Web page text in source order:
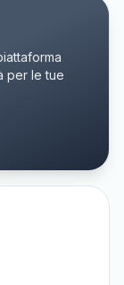
per le tue